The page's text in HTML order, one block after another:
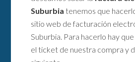
Suburbia tenemos que
sitio web de facturación
Suburbia. Para hacerlo hay
el ticket de nuestra compra y